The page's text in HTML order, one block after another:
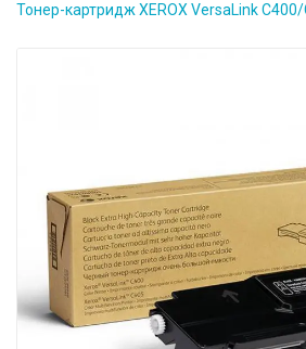
Тонер-картридж XEROX VersaLink